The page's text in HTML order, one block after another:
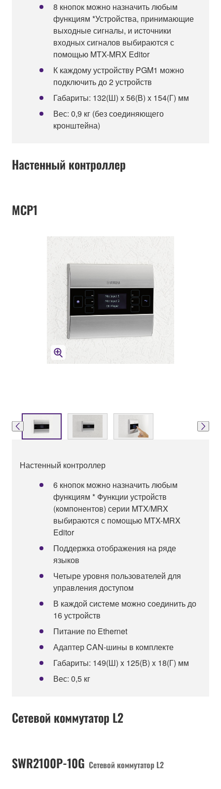
8 кнопок можно назначить любым
функциям *Устройства, принимающие
выходные сигналы, и источники
входных сигналов выбираются с
помощью MTX-MRX Editor
К каждому устройству PGM1 можно
подключить до 2 устройств
Габариты: 132(Ш) x 56(В) x 154(Г) мм
Вес: 0,9 кг (без соединяющего
кронштейна)
Настенный контроллер
MCP1
Настенный контроллер
6 кнопок можно назначить любым
функциям * Функции устройств
(компонентов) серии MTX/MRX
выбираются с помощью MTX-MRX
Editor
Поддержка отображения на ряде
языков
Четыре уровня пользователей для
управления доступом
В каждой системе можно соединить до
16 устройств
Питание по Ethernet
Адаптер CAN-шины в комплекте
Габариты: 149(Ш) x 125(В) x 18(Г) мм
Вес: 0,5 кг
Сетевой коммутатор L2
SWR2100P-10G Сетевой коммутатор L2